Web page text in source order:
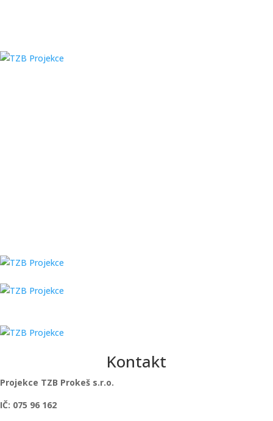
Kontakt
Projekce TZB Prokeš s.r.o.
IČ: 075 96 162